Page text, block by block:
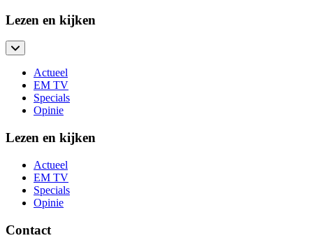
Lezen en kijken
Actueel
EM TV
Specials
Opinie
Lezen en kijken
Actueel
EM TV
Specials
Opinie
Contact